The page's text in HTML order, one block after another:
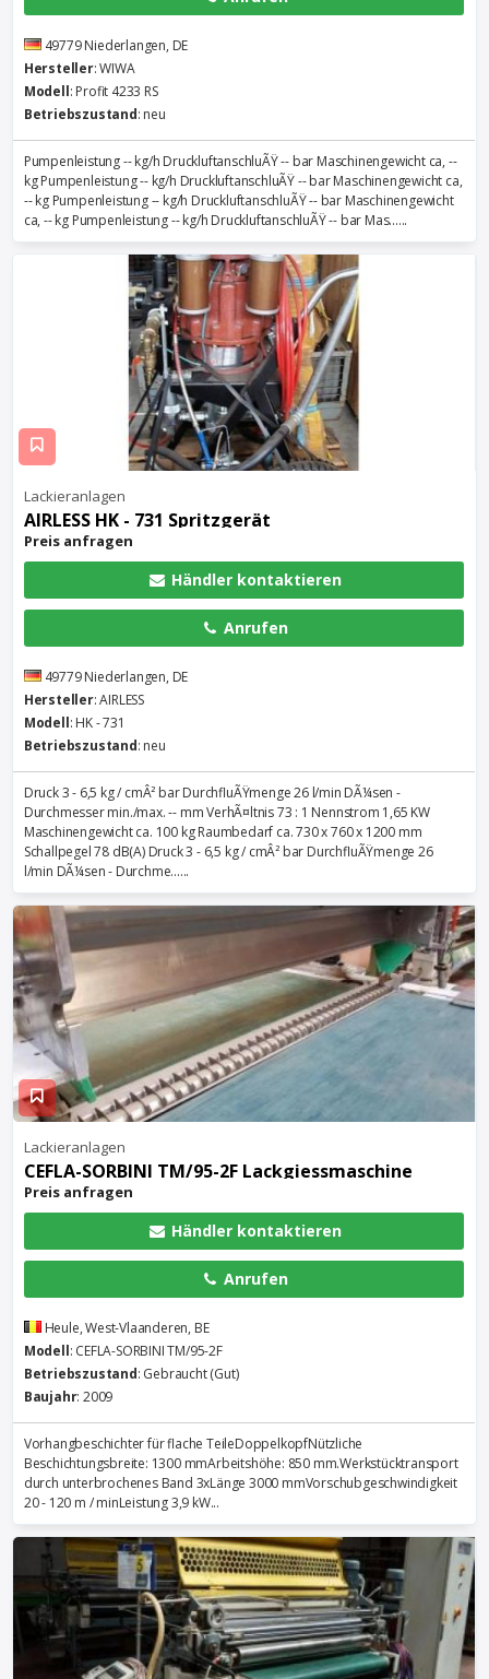
49779 Niederlangen, DE
Hersteller: WIWA
Modell: Profit 4233 RS
Betriebszustand: neu
Pumpenleistung -- kg/h DruckluftanschluÃŸ -- bar Maschinengewicht ca, --
kg Pumpenleistung -- kg/h DruckluftanschluÃŸ -- bar Maschinengewicht ca,
-- kg Pumpenleistung -- kg/h DruckluftanschluÃŸ -- bar Maschinengewicht
ca, -- kg Pumpenleistung -- kg/h DruckluftanschluÃŸ -- bar Mas......
Lackieranlagen
AIRLESS HK - 731 Spritzgerät
Preis anfragen
Händler kontaktieren
Anrufen
49779 Niederlangen, DE
Hersteller: AIRLESS
Modell: HK - 731
Betriebszustand: neu
Druck 3 - 6,5 kg / cmÂ² bar DurchfluÃŸmenge 26 l/min DÃ¼sen -
Durchmesser min./max. -- mm VerhÃ¤ltnis 73 : 1 Nennstrom 1,65 KW
Maschinengewicht ca. 100 kg Raumbedarf ca. 730 x 760 x 1200 mm
Schallpegel 78 dB(A) Druck 3 - 6,5 kg / cmÂ² bar DurchfluÃŸmenge 26
l/min DÃ¼sen - Durchme......
Lackieranlagen
CEFLA-SORBINI TM/95-2F Lackgiessmaschine
Preis anfragen
Händler kontaktieren
Anrufen
Heule, West-Vlaanderen, BE
Modell: CEFLA-SORBINI TM/95-2F
Betriebszustand: Gebraucht (Gut)
Baujahr: 2009
Vorhangbeschichter für flache TeileDoppelkopfNützliche
Beschichtungsbreite: 1300 mmArbeitshöhe: 850 mm.Werkstücktransport
durch unterbrochenes Band 3xLänge 3000 mmVorschubgeschwindigkeit
20 - 120 m / minLeistung 3,9 kW...